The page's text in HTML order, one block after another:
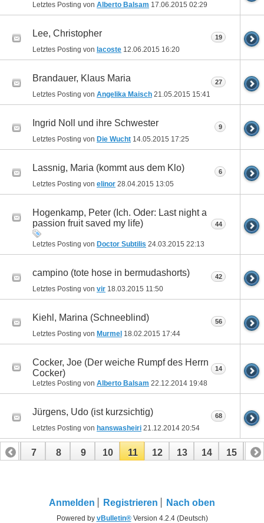
Letztes Posting von Alberto Balsam 17.06.2015 02:29
Lee, Christopher
Letztes Posting von lacoste 12.06.2015 16:20
19
Brandauer, Klaus Maria
Letztes Posting von Angelika Maisch 21.05.2015 15:41
27
Ingrid Noll und ihre Schwester
Letztes Posting von Die Wucht 14.05.2015 17:25
9
Lassnig, Maria (kommt aus dem Klo)
Letztes Posting von elinor 28.04.2015 13:05
6
Hogenkamp, Peter (Ich. Oder: Last night a
passion fruit saved my life)
Letztes Posting von Doctor Subtilis 24.03.2015 22:13
44
campino (tote hose in bermudashorts)
Letztes Posting von vir 18.03.2015 11:50
42
Kiehl, Marina (Schneeblind)
Letztes Posting von Murmel 18.02.2015 17:44
56
Cocker, Joe (Der weiche Rumpf des Herrn
Cocker)
Letztes Posting von Alberto Balsam 22.12.2014 19:48
14
Jürgens, Udo (ist kurzsichtig)
Letztes Posting von hanswasheiri 21.12.2014 20:54
68
6 7 8 9 10 11 12 13 14 15 16
Anmelden Registrieren Nach oben
Powered by vBulletin®Version 4.2.4 (Deutsch)